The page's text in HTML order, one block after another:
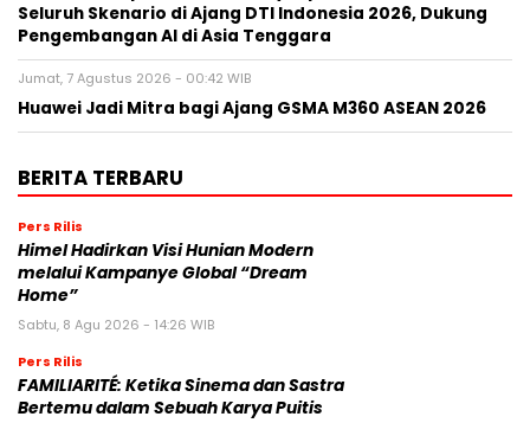
Seluruh Skenario di Ajang DTI Indonesia 2026, Dukung
Pengembangan AI di Asia Tenggara
Jumat, 7 Agustus 2026 - 00:42 WIB
Huawei Jadi Mitra bagi Ajang GSMA M360 ASEAN 2026
BERITA TERBARU
Pers Rilis
Himel Hadirkan Visi Hunian Modern
melalui Kampanye Global “Dream
Home”
Sabtu, 8 Agu 2026 - 14:26 WIB
Pers Rilis
FAMILIARITÉ: Ketika Sinema dan Sastra
Bertemu dalam Sebuah Karya Puitis